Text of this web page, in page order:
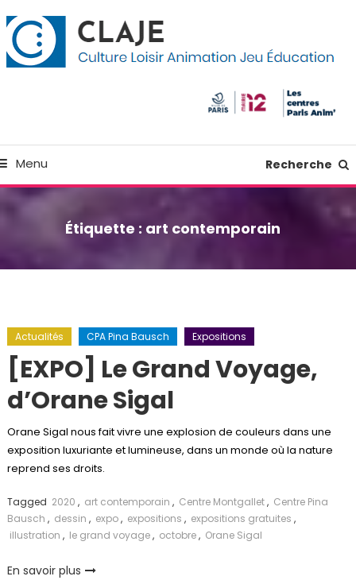
Menu Recherche
Étiquette : art contemporain
Actualités CPA Pina Bausch Expositions
[EXPO] Le Grand Voyage,
d’Orane Sigal
Orane Sigal nous fait vivre une explosion de couleurs dans une
exposition luxuriante et lumineuse, dans un monde où la nature
reprend ses droits.
Tagged 2020 , art contemporain , Centre Montgallet, Centre Pina
Bausch , dessin , expo, expositions , expositions gratuites ,
illustration , le grand voyage, octobre, Orane Sigal
En savoir plus